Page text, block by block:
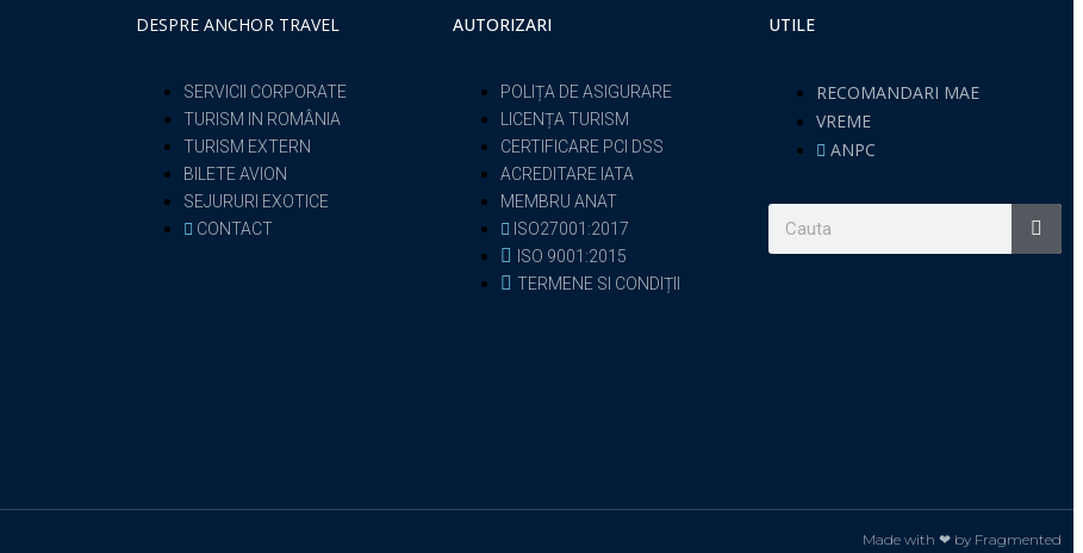
DESPRE ANCHOR TRAVEL
SERVICII CORPORATE
TURISM IN ROMÂNIA
TURISM EXTERN
BILETE AVION
SEJURURI EXOTICE
CONTACT
AUTORIZARI
POLIȚA DE ASIGURARE
LICENȚA TURISM
CERTIFICARE PCI DSS
ACREDITARE IATA
MEMBRU ANAT
ISO27001:2017
ISO 9001:2015
TERMENE SI CONDIȚII
UTILE
RECOMANDARI MAE
VREME
ANPC
Made with ❤ by Fragmented